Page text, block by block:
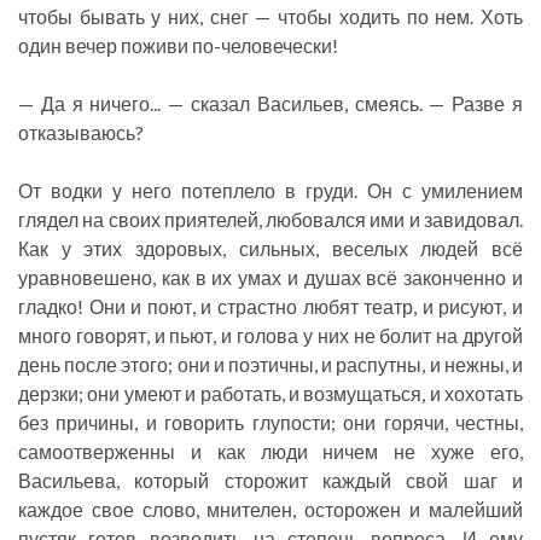
чтобы бывать у них, снег — чтобы ходить по нем. Хоть
один вечер поживи по-человечески!
— Да я ничего... — сказал Васильев, смеясь. — Разве я
отказываюсь?
От водки у него потеплело в груди. Он с умилением
глядел на своих приятелей, любовался ими и завидовал.
Как у этих здоровых, сильных, веселых людей всё
уравновешено, как в их умах и душах всё законченно и
гладко! Они и поют, и страстно любят театр, и рисуют, и
много говорят, и пьют, и голова у них не болит на другой
день после этого; они и поэтичны, и распутны, и нежны, и
дерзки; они умеют и работать, и возмущаться, и хохотать
без причины, и говорить глупости; они горячи, честны,
самоотверженны и как люди ничем не хуже его,
Васильева, который сторожит каждый свой шаг и
каждое свое слово, мнителен, осторожен и малейший